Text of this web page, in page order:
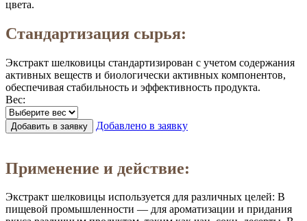
цвета.
Стандартизация сырья:
Экстракт шелковицы стандартизирован с учетом содержания
активных веществ и биологически активных компонентов,
обеспечивая стабильность и эффективность продукта.
Вес:
Добавить в заявку
Добавлено в заявку
Применение и действие:
Экстракт шелковицы используется для различных целей: В
пищевой промышленности — для ароматизации и придания